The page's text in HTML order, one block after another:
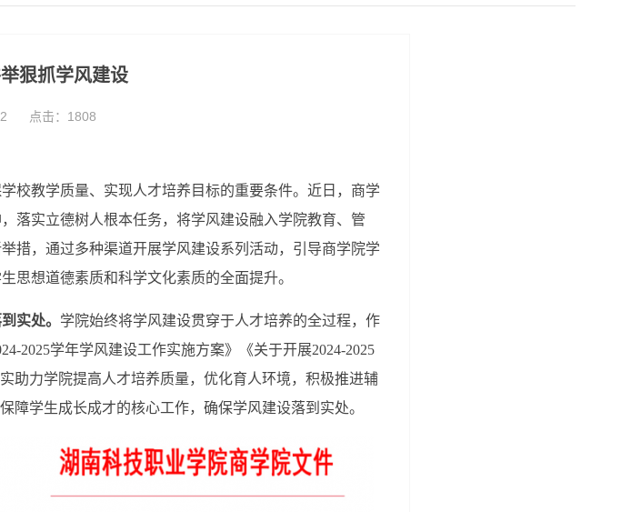
狠抓学风建设
点击： 1808
校教学质量、实现人才培养目标的重要条件。近日，商学
落实立德树人根本任务，将学风建设融入学院教育、管
措，通过多种渠道开展学风建设系列活动，引导商学院学
思想道德素质和科学文化素质的全面提升。
实处。 学院始终将学风建设贯穿于人才培养的全过程，作
2025学年学风建设工作实施方案》《关于开展2024-2025
助力学院提高人才培养质量，优化育人环境，积极推进辅
障学生成长成才的核心工作，确保学风建设落到实处。